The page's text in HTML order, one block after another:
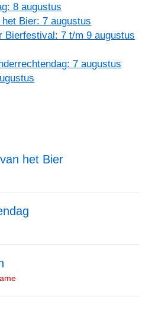
8 augustus
Bier: 7 augustus
Bierfestival: 7 t/m 9 augustus
7 augustus
het Bier